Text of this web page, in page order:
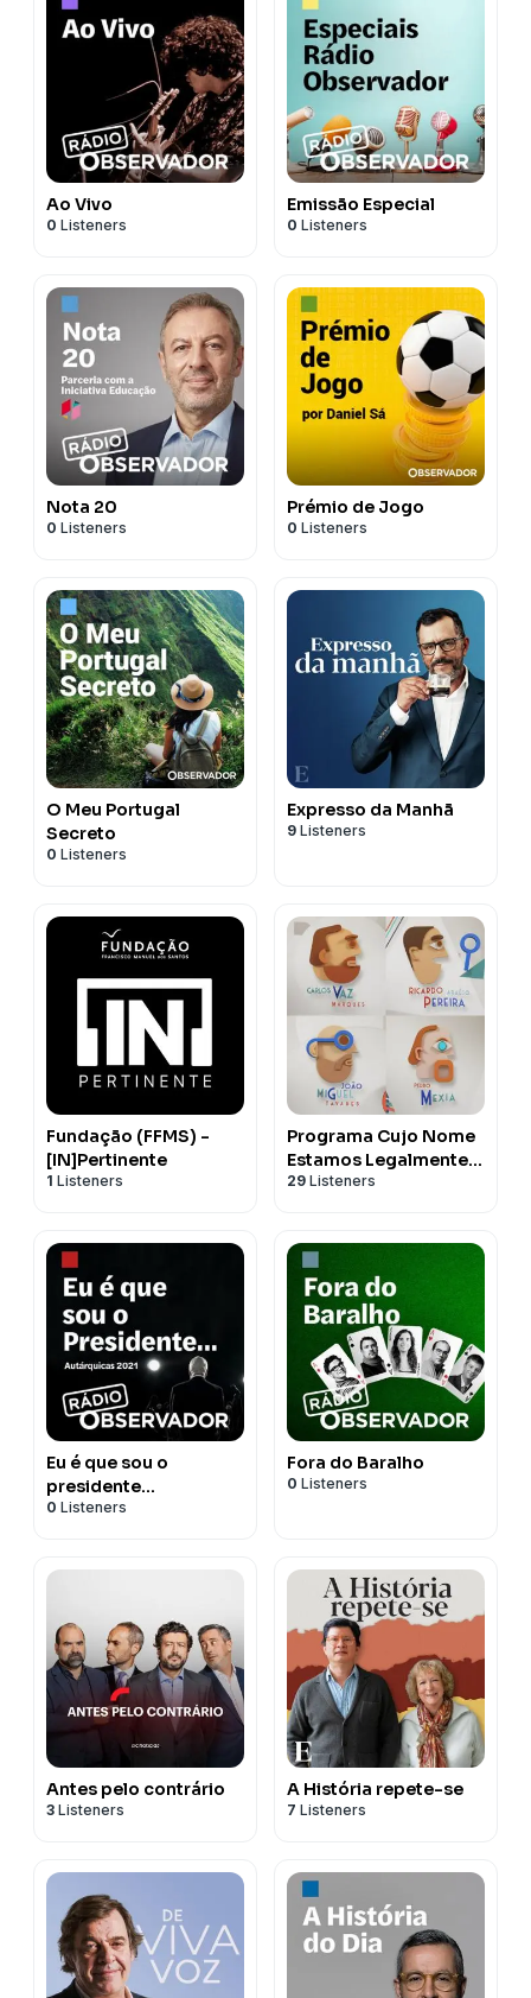
Ao Vivo
0 Listeners
Emissão Especial
0 Listeners
Nota 20
0 Listeners
Prémio de Jogo
0 Listeners
O Meu Portugal
Secreto
0 Listeners
Expresso da Manhã
9 Listeners
Fundação (FFMS) -
[IN]Pertinente
1 Listeners
Programa Cujo Nome
Estamos Legalmente
Impedidos de Dizer
29 Listeners
Eu é que sou o
presidente...
0 Listeners
Fora do Baralho
0 Listeners
Antes pelo contrário
3 Listeners
A História repete-se
7 Listeners